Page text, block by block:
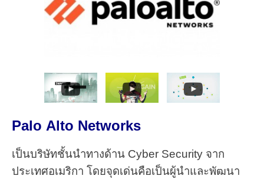
Palo Alto Networks
เป็นบริษัทชั้นนำทางด้าน Cyber Security จาก
ประเทศอเมริกา โดยจุดเด่นคือเป็นผู้นำและพัฒนา